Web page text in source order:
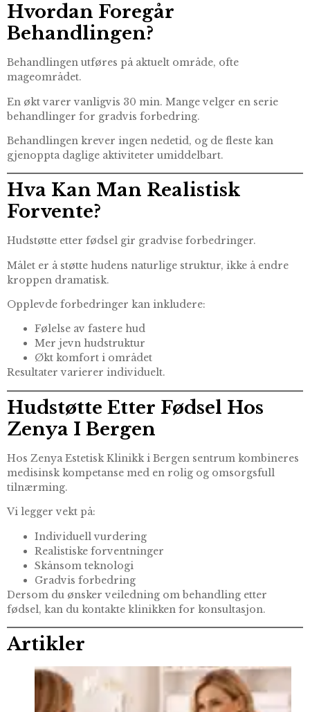
Hvordan Foregår
Behandlingen?
Behandlingen utføres på aktuelt område, ofte
mageområdet.
En økt varer vanligvis 30 min. Mange velger en serie
behandlinger for gradvis forbedring.
Behandlingen krever ingen nedetid, og de fleste kan
gjenoppta daglige aktiviteter umiddelbart.
Hva Kan Man Realistisk
Forvente?
Hudstøtte etter fødsel gir gradvise forbedringer.
Målet er å støtte hudens naturlige struktur, ikke å endre
kroppen dramatisk.
Opplevde forbedringer kan inkludere:
Følelse av fastere hud
Mer jevn hudstruktur
Økt komfort i området
Resultater varierer individuelt.
Hudstøtte Etter Fødsel Hos
Zenya I Bergen
Hos Zenya Estetisk Klinikk i Bergen sentrum kombineres
medisinsk kompetanse med en rolig og omsorgsfull
tilnærming.
Vi legger vekt på:
Individuell vurdering
Realistiske forventninger
Skånsom teknologi
Gradvis forbedring
Dersom du ønsker veiledning om behandling etter
fødsel, kan du kontakte klinikken for konsultasjon.
Artikler